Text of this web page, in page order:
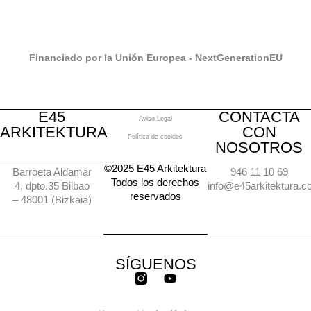
Financiado por la Unión Europea - NextGenerationEU
E45
ARKITEKTURA
Barroeta Aldamar
4, dpto.35 Bilbao
– 48001 (Bizkaia)
Aviso Legal
Política de cookies
©2025 E45 Arkitektura
Todos los derechos
reservados
CONTACTA
CON
NOSOTROS
946 11 10 69
SÍGUENOS
Y